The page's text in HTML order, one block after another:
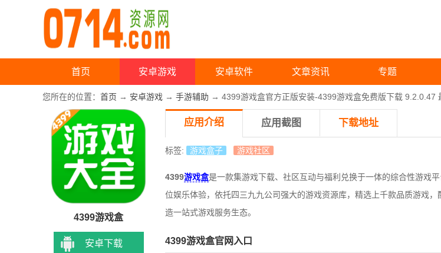
首页 安卓游戏 安卓软件 文章资讯 专题
您所在的位置： 首页 → 安卓游戏 → 手游辅助 → 4399游戏盒官方正版安装-4399游戏盒免费版下载 9.2.0.47
4399游戏盒
安卓下载
应用介绍 应用截图 下载地址
标签: 游戏盒子 游戏社区
4399游戏盒是一款集游戏下载、社区互动与福利兑换于一体的综合性游戏
位娱乐体验，依托四三九九公司强大的游戏资源库，精选上千款品质游戏
造一站式游戏服务生态。
4399游戏盒官网入口